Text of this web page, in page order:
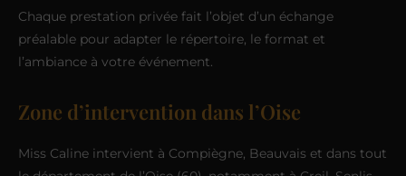
Chaque prestation privée fait l’objet d’un échange
préalable pour adapter le répertoire, le format et
l’ambiance à votre événement.
Zone d’intervention dans l’Oise
Miss Caline intervient à Compiègne, Beauvais et dans tout